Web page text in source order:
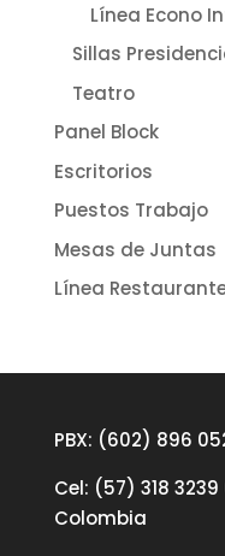
Línea Econo
Sillas
Teatro
Panel Block
Escritorios
Puestos Trabajo
Mesas de Juntas
Línea
PBX: (602) 896
Cel: (57) 318 3239
Colombia